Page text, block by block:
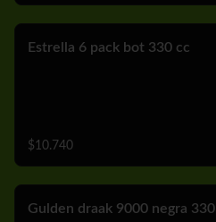
Estrella 6 pack bot 330 cc
$10.740
Gulden draak 9000 negra 330